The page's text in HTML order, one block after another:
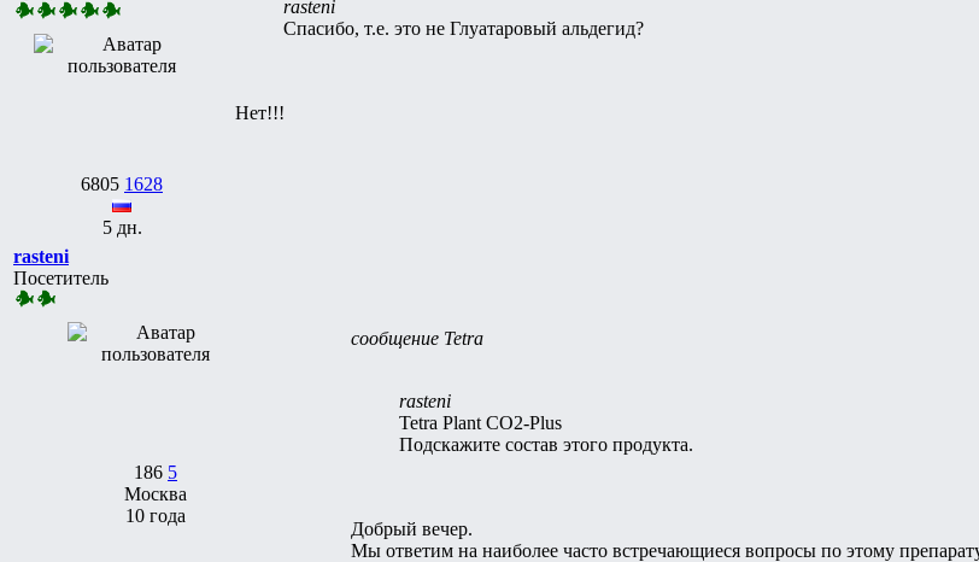
6805 1628
5 дн.
rasteni
Спасибо, т.е. это не Глуатаровый альдегид?
Нет!!!
rasteni
Посетитель
186 5
Москва
10 года
сообщение Tetra
rasteni
Tetra Plant CO2-Plus
Подскажите состав этого продукта.
Добрый вечер.
Мы ответим на наиболее часто встречающиеся вопросы по этому